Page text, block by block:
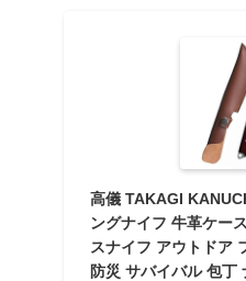
高儀 TAKAGI
ングナイフ 牛革ケー
スナイフ アウトドア
防災 サバイバル 包丁